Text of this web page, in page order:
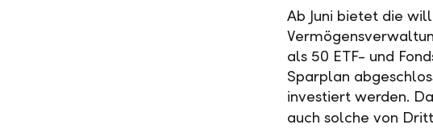
Ab Juni bietet die
als 50 ETF- und
Sparplan
investiert werden.
auch solche von